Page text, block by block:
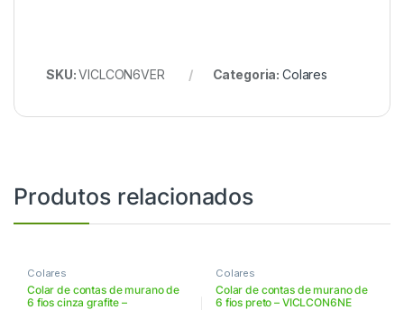
SKU:VICLCON6VER Categoria: Colares
Produtos relacionados
Colares
Colar de contas de murano de
6 fios cinza grafite –
Colares
Colar de contas de murano de
6 fios preto – VICLCON6NE